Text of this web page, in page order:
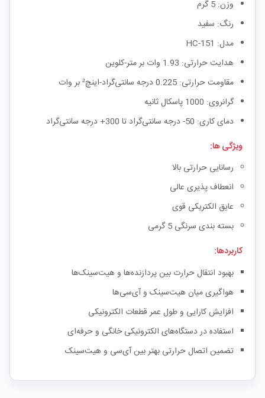
وزن: 5 گرم
رنگ: سفید
مدل: HC-151
هدایت حرارتی: 1.93 وات بر متر-کلوین
مقاومت حرارتی: 0.225 درجه سانتی‌گراد-اینچ² بر وات
گرانروی: 1000 پاسکال ثانیه
دمای کاری: 50- درجه سانتی‌گراد تا 300+ درجه سانتی‌گراد
ویژگی ها:
رسانایی حرارتی بالا
انعطاف پذیری عالی
عایق الکتریکی قوی
بسته بندی سرنگی 5 گرمی
کاربردها:
بهبود انتقال حرارت بین پردازنده‌ها و هیت‌سینک‌ها
هواگیری میان هیت‌سینک و آی‌سی‌ها
افزایش کارایی و طول عمر قطعات الکترونیکی
استفاده در دستگاه‌های الکترونیکی خانگی و حرفه‌ای
تضمین اتصال حرارتی بهتر بین آی‌سی و هیت‌سینک